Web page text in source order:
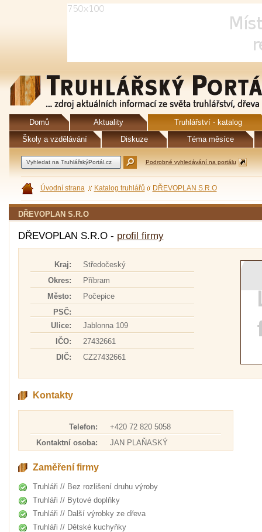
Domů Aktuality
Truhlářství - katalog
Školy a vzdělávání
Diskuze Téma měsíce
Podrobné vyhledávání na portálu
Úvodní strana Katalog truhlářů DŘEVOPLAN S.R.O
DŘEVOPLAN S.R.O
DŘEVOPLAN S.R.O - profil firmy
Kraj:
Středočeský
Okres:
Příbram
Město:
Počepice
PSČ:
Ulice:
Jablonna 109
IČO:
27432661
DIČ:
CZ27432661
Kontakty
Telefon:
+420 72 820 5058
Kontaktní osoba:
JAN PLAŇASKÝ
Zaměření firmy
Truhláři // Bez rozlišení druhu výroby
Truhláři // Bytové doplňky
Truhláři // Další výrobky ze dřeva
Truhláři // Dětské kuchyňky